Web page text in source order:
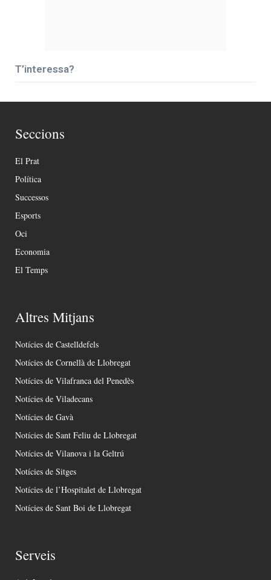
T’interessa?
Seccions
El Prat
Política
Successos
Esports
Oci
Economia
El Temps
Altres Mitjans
Notícies de Castelldefels
Notícies de Cornellà de Llobregat
Notícies de Vilafranca del Penedès
Notícies de Viladecans
Notícies de Gavà
Notícies de Sant Feliu de Llobregat
Notícies de Vilanova i la Geltrú
Notícies de Sitges
Notícies de l’Hospitalet de Llobregat
Notícies de Sant Boi de Llobregat
Serveis